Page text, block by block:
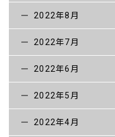
2022年8月
2022年7月
2022年6月
2022年5月
2022年4月